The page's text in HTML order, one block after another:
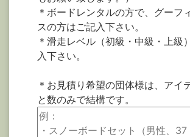
＊ボードレンタルの方で、グーフ
スの方はご記入下さい。
＊滑走レベル（初級・中級・上級
入下さい。
＊お見積り希望の団体様は、アイ
と数のみで結構です。